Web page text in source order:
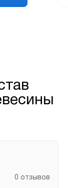
0 отзывов